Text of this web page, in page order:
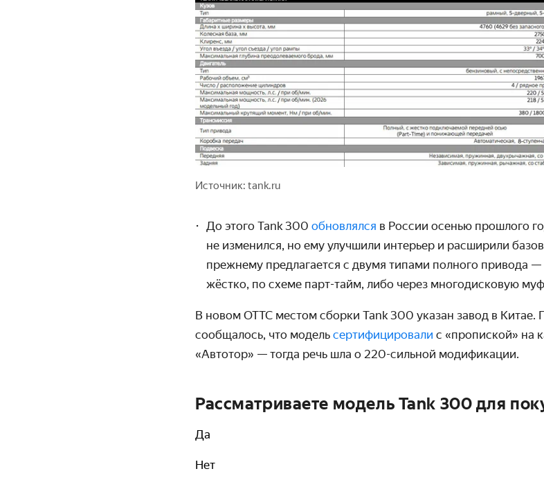
Источник: tank.ru
До этого Tank 300 обновлялся в России осенью прошлого
не изменился, но ему улучшили интерьер и расширили
прежнему предлагается с двумя типами полного привода
жёстко, по схеме парт-тайм, либо через многодисковую
В новом ОТТС местом сборки Tank 300 указан завод в Китае.
сообщалось, что модель сертифицировали с «пропиской» на
«Автотор» — тогда речь шла о 220-сильной модификации.
Рассматриваете модель Tank 300 для
Да
Нет